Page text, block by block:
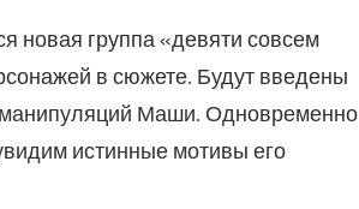
новая группа «девяти совсем
в сюжете. Будут введены
Маши. Одновременно
истинные мотивы его